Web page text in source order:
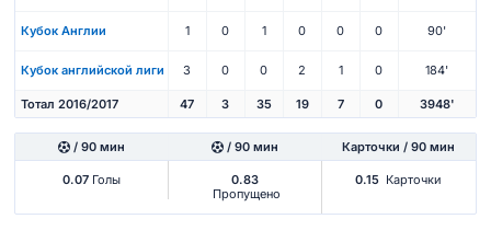
Кубок Англии 1 0 1 0 0 0 90'
Кубок английской лиги 3 0 0 2 1 0 184'
Тотал 2016/2017 47 3 35 19 7 0 3948'
/ 90 мин / 90 мин Карточки / 90 мин
0.07Голы
0.83
Пропущено
0.15 Карточки